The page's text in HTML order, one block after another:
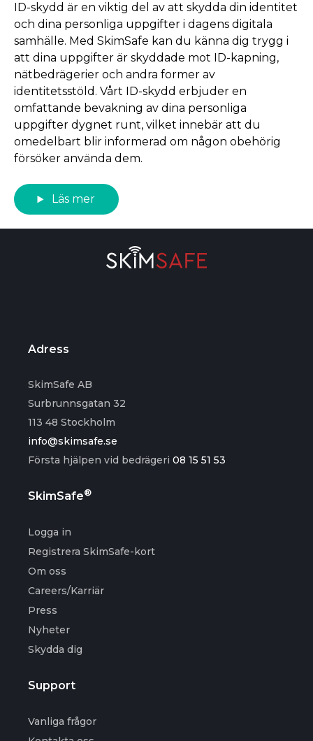
ID-skydd är en viktig del av att skydda din identitet
och dina personliga uppgifter i dagens digitala
samhälle. Med SkimSafe kan du känna dig trygg i
att dina uppgifter är skyddade mot ID-kapning,
nätbedrägerier och andra former av
identitetsstöld. Vårt ID-skydd erbjuder en
omfattande bevakning av dina personliga
uppgifter dygnet runt, vilket innebär att du
omedelbart blir informerad om någon obehörig
försöker använda dem.
Läs mer
Adress
SkimSafe AB
Surbrunnsgatan 32
113 48 Stockholm
info@skimsafe.se
Första hjälpen vid bedrägeri 08 15 51 53
SkimSafe®
Logga in
Registrera SkimSafe-kort
Om oss
Careers/Karriär
Press
Nyheter
Skydda dig
Support
Vanliga frågor